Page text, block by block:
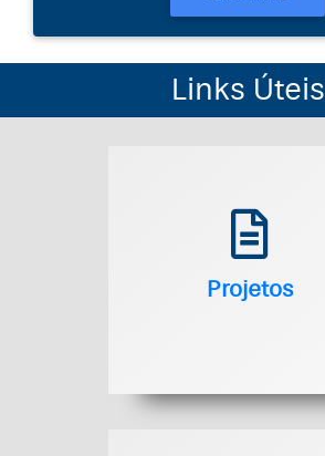
Links Úteis
Projetos
APOIO À EVENTOS